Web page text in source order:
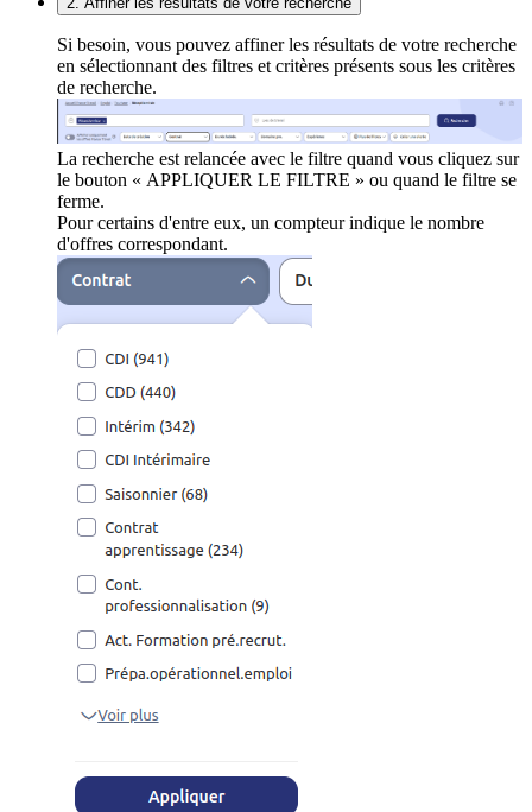
Si besoin, vous pouvez affiner les résultats de votre recherche
en sélectionnant des filtres et critères présents sous les critères
de recherche.
La recherche est relancée avec le filtre quand vous cliquez sur
le bouton « APPLIQUER LE FILTRE » ou quand le filtre se
ferme.
Pour certains d'entre eux, un compteur indique le nombre
d'offres correspondant.